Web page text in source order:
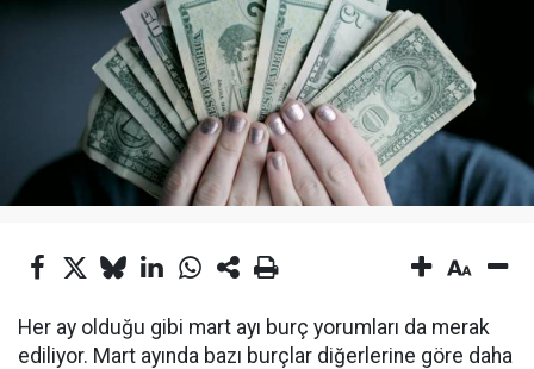
Her ay olduğu gibi mart ayı burç yorumları da merak
ediliyor. Mart ayında bazı burçlar diğerlerine göre daha